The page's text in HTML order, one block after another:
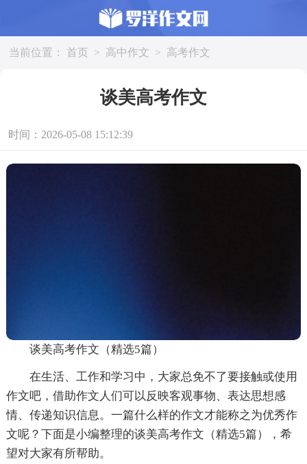
当前位置： 首页 > 高中作文 > 高考作文
谈美高考作文
时间：2026-05-08 15:12:39
谈美高考作文（精选5篇）
在生活、工作和学习中，大家总免不了要接触或使用
作文吧，借助作文人们可以反映客观事物、表达思想感
情、传递知识信息。一篇什么样的作文才能称之为优秀作
文呢？下面是小编整理的谈美高考作文（精选5篇），希
望对大家有所帮助。